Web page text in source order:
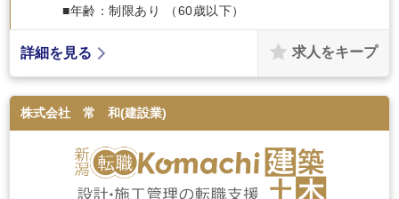
■年齢：制限あり （60歳以下）
詳細を見る 求人をキープ
株式会社 常 和(建設業)